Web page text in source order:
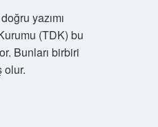
yazımı
(TDK) bu
Bunları birbiri
olur.